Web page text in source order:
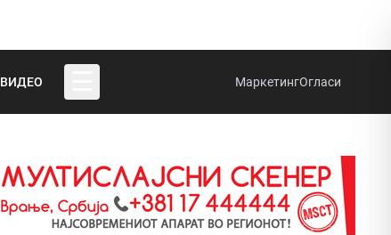
ВИДЕО МаркетингОгласи